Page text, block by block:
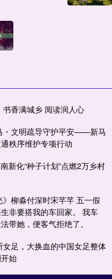
香满城乡 阅读润人心
・文明疏导守护平安——新马
秩序维护专项行动
新化“种子计划”点燃2万乡村
柳淼付深时宋芊芊 五一假
非要搭我的车回家。 我车
带她，便客气拒绝了。
足，大换血的中国女足整体
始